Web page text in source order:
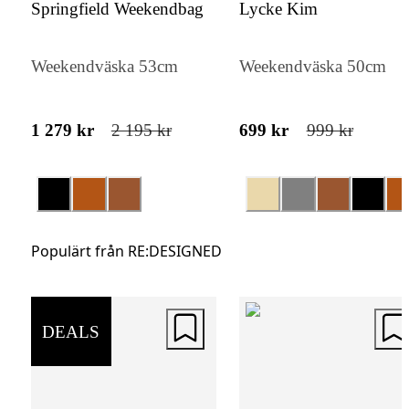
Urban smart och organiserad förvaring.
kan du enkelt hålla dina viktigaste
Springfield Weekendbag
Weekendväska 53cm
1 279 kr 2 195 kr
Lycke Kim
Weekendväska 50cm
699 kr 999 kr
Populärt från RE:DESIGNED
DEALS